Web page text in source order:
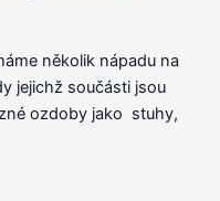
několik nápadu na
jejichž součásti jsou
ozdoby jako stuhy,